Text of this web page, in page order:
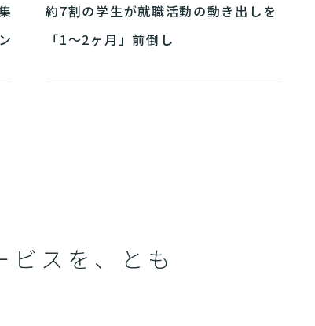
約7割の学生が就職活動の動き出しを
「1～2ヶ月」前倒し
ビスを、とも